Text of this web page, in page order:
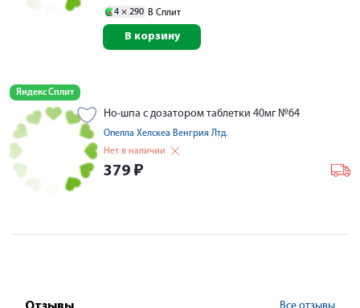
4 × 290 В Сплит
В корзину
Яндекс Сплит
Но-шпа с дозатором таблетки 40мг №64
Опелла Хелскеа Венгрия Лтд.
Нет в наличии
379 ₽
Все отзывы